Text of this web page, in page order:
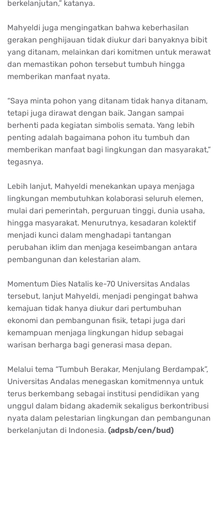
berkelanjutan,” katanya.
Mahyeldi juga mengingatkan bahwa keberhasilan
gerakan penghijauan tidak diukur dari banyaknya bibit
yang ditanam, melainkan dari komitmen untuk merawat
dan memastikan pohon tersebut tumbuh hingga
memberikan manfaat nyata.
“Saya minta pohon yang ditanam tidak hanya ditanam,
tetapi juga dirawat dengan baik. Jangan sampai
berhenti pada kegiatan simbolis semata. Yang lebih
penting adalah bagaimana pohon itu tumbuh dan
memberikan manfaat bagi lingkungan dan masyarakat,”
tegasnya.
Lebih lanjut, Mahyeldi menekankan upaya menjaga
lingkungan membutuhkan kolaborasi seluruh elemen,
mulai dari pemerintah, perguruan tinggi, dunia usaha,
hingga masyarakat. Menurutnya, kesadaran kolektif
menjadi kunci dalam menghadapi tantangan
perubahan iklim dan menjaga keseimbangan antara
pembangunan dan kelestarian alam.
Momentum Dies Natalis ke-70 Universitas Andalas
tersebut, lanjut Mahyeldi, menjadi pengingat bahwa
kemajuan tidak hanya diukur dari pertumbuhan
ekonomi dan pembangunan fisik, tetapi juga dari
kemampuan menjaga lingkungan hidup sebagai
warisan berharga bagi generasi masa depan.
Melalui tema “Tumbuh Berakar, Menjulang Berdampak”,
Universitas Andalas menegaskan komitmennya untuk
terus berkembang sebagai institusi pendidikan yang
unggul dalam bidang akademik sekaligus berkontribusi
nyata dalam pelestarian lingkungan dan pembangunan
berkelanjutan di Indonesia. (adpsb/cen/bud)